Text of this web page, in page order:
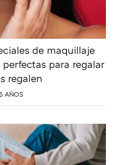
de maquillaje
para regalar
regalen
AÑOS